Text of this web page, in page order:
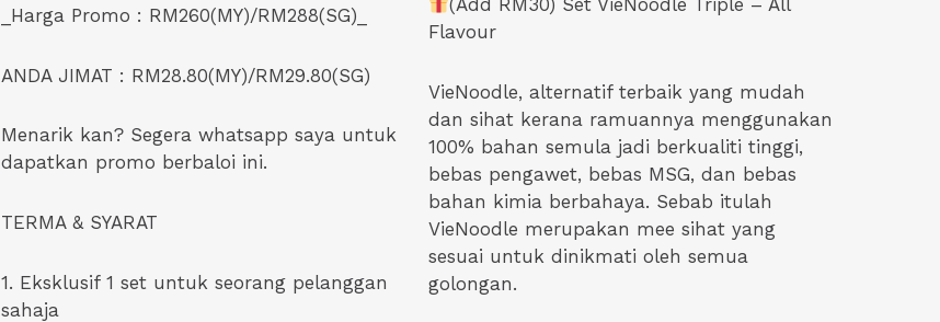
_Harga Promo : RM260(MY)/RM288(SG)_
ANDA JIMAT : RM28.80(MY)/RM29.80(SG)
Menarik kan? Segera whatsapp saya untuk
dapatkan promo berbaloi ini.
TERMA & SYARAT
1. Eksklusif 1 set untuk seorang pelanggan
sahaja
(Add RM30) Set VieNoodle Triple – All
Flavour
VieNoodle, alternatif terbaik yang mudah
dan sihat kerana ramuannya menggunakan
100% bahan semula jadi berkualiti tinggi,
bebas pengawet, bebas MSG, dan bebas
bahan kimia berbahaya. Sebab itulah
VieNoodle merupakan mee sihat yang
sesuai untuk dinikmati oleh semua
golongan.